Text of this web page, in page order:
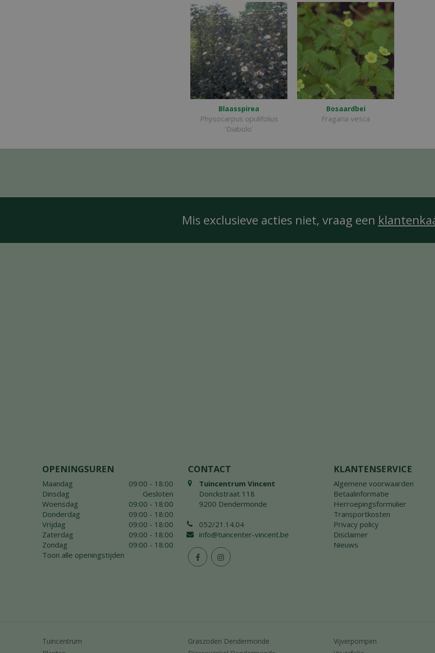
Blaasspirea
Physocarpus opulifolius
'Diabolo'
Bosaardbei
Fragaria vesca
Mis exclusieve acties niet, vraag een
OPENINGSUREN
Maandag
09:00 - 18:00
Dinsdag
Gesloten
Woensdag
09:00 - 18:00
Donderdag
09:00 - 18:00
Vrijdag
09:00 - 18:00
Zaterdag
09:00 - 18:00
Zondag
09:00 - 18:00
Toon alle openingstijden
CONTACT
Tuincentrum Vincent
Donckstraat 118
9200 Dendermonde
052/21.14.04
info@tuincenter-vincent.be
KLANTENSERVICE
Algemene voorwaarden
Betaalinformatie
Herroepingsformulier
Transportkosten
Privacy policy
Disclaimer
Nieuws
Tuincentrum
Graszoden Dendermonde
Vijverpompen